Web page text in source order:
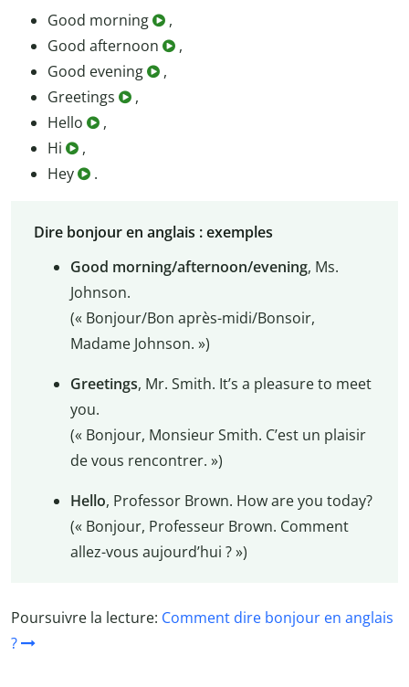
Good morning
,
Good afternoon
,
Good evening
,
Greetings
,
Hello
,
Hi
,
Hey
.
Dire bonjour en anglais : exemples
Good morning/afternoon/evening, Ms.
Johnson.
(« Bonjour/Bon après-midi/Bonsoir,
Madame Johnson. »)
Greetings, Mr. Smith. It’s a pleasure to meet
you.
(« Bonjour, Monsieur Smith. C’est un plaisir
de vous rencontrer. »)
Hello, Professor Brown. How are you today?
(« Bonjour, Professeur Brown. Comment
allez-vous aujourd’hui ? »)
Poursuivre la lecture: Comment dire bonjour en anglais
?